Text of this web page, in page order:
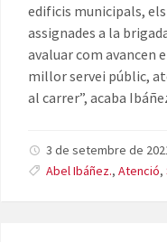
edificis municipals,
assignades a la
avaluar com avancen
millor servei públic,
al carrer”, acaba
3 de setembre de
Abel Ibáñez.,Atenció,